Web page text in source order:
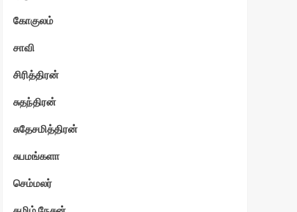
கோகுலம்
சாவி
சிரித்திரன்
சுதந்திரன்
சுதேசமித்திரன்
சுபமங்களா
செம்மலர்